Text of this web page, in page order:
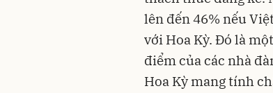
lên đến 46% nếu
với Hoa Kỳ. Đó là
điểm của các nhà
Hoa Kỳ mang tính